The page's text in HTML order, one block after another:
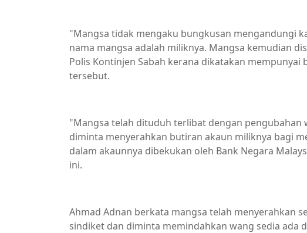
"Mangsa tidak mengaku bungkusan mengandungi
nama mangsa adalah miliknya. Mangsa kemudian
Polis Kontinjen Sabah kerana dikatakan
tersebut.
"Mangsa telah dituduh terlibat dengan pengubahan
diminta menyerahkan butiran akaun miliknya bagi
dalam akaunnya dibekukan oleh Bank Negara
ini.
Ahmad Adnan berkata mangsa telah menyerahkan
sindiket dan diminta memindahkan wang sedia ada